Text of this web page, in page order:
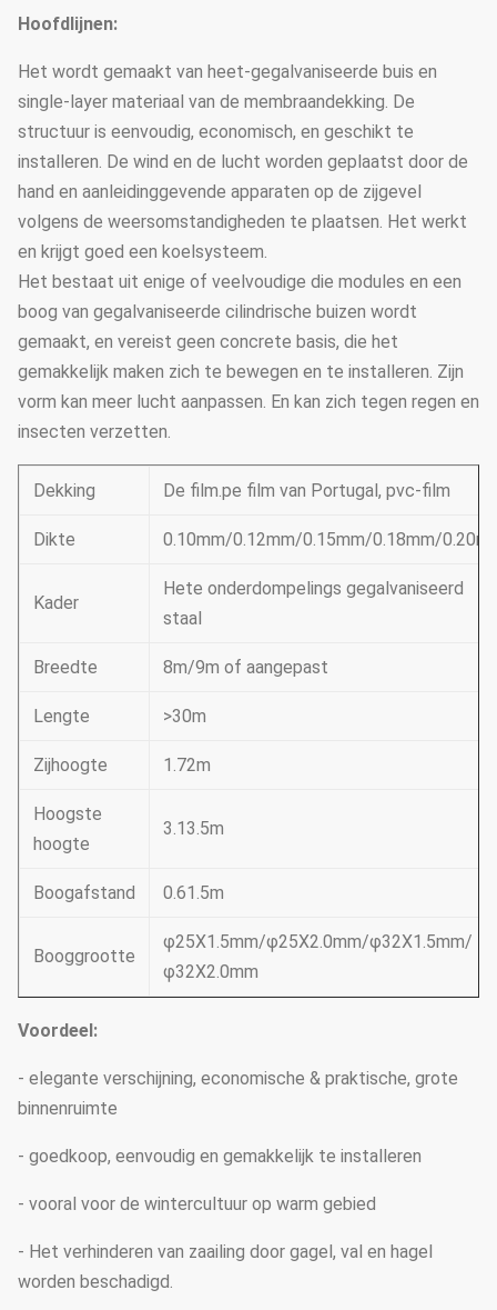
Hoofdlijnen:
Het wordt gemaakt van heet-gegalvaniseerde buis en
single-layer materiaal van de membraandekking. De
structuur is eenvoudig, economisch, en geschikt te
installeren. De wind en de lucht worden geplaatst door de
hand en aanleidinggevende apparaten op de zijgevel
volgens de weersomstandigheden te plaatsen. Het werkt
en krijgt goed een koelsysteem.
Het bestaat uit enige of veelvoudige die modules en een
boog van gegalvaniseerde cilindrische buizen wordt
gemaakt, en vereist geen concrete basis, die het
gemakkelijk maken zich te bewegen en te installeren. Zijn
vorm kan meer lucht aanpassen. En kan zich tegen regen en
insecten verzetten.
Dekking De film.pe film van Portugal, pvc-film
Dikte 0.10mm/0.12mm/0.15mm/0.18mm/
Kader
Hete onderdompelings gegalvaniseerd
staal
Breedte 8m/9m of aangepast
Lengte >30m
Zijhoogte 1.72m
Hoogste
hoogte
3.13.5m
Boogafstand 0.61.5m
Booggrootte
φ25X1.5mm/φ25X2.0mm/φ32X1.5mm/
φ32X2.0mm
Voordeel:
- elegante verschijning, economische & praktische, grote
binnenruimte
- goedkoop, eenvoudig en gemakkelijk te installeren
- vooral voor de wintercultuur op warm gebied
- Het verhinderen van zaailing door gagel, val en hagel
worden beschadigd.